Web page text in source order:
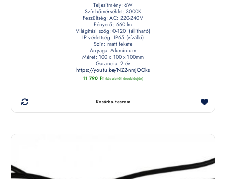
Teljesítmény: 6W
Színhőmérséklet: 3000K
Feszültség: AC: 220-240V
Fényerő: 660 lm
Világítási szög: 0-120° (állítható)
IP védettség: IP65 (vízálló)
Szín: matt fekete
Anyaga: Alumínium
Méret: 100 x 100 x 100mm
Garancia: 2 év
https://youtu.be/NZ2-nmJOOks
11 790 Ft (készletről érdeklődjön)
Kosárba teszem